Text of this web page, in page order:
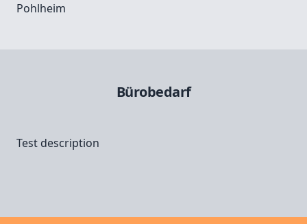
Pohlheim
Bürobedarf
Test description